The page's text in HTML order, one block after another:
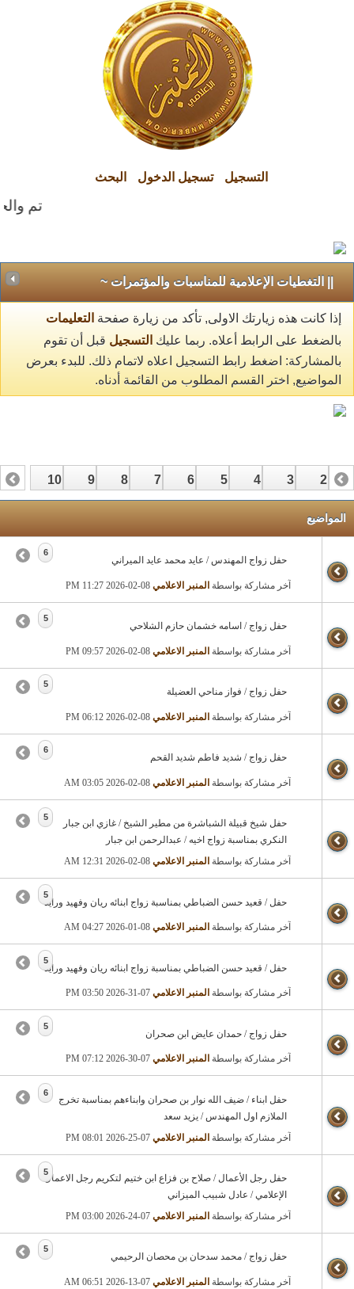
التسجيل تسجيل الدخول البحث
تم
|| التغطيات الإعلامية للمناسبات والمؤتمرات ~
إذا كانت هذه زيارتك الاولى, تأكد من زيارة صفحة التعليمات
بالضغط على الرابط أعلاه. ربما عليك التسجيل قبل أن تقوم
بالمشاركة: اضغط رابط التسجيل اعلاه لاتمام ذلك. للبدء بعرض
المواضيع, اختر القسم المطلوب من القائمة أدناه.
2
3
4
5
6
7
8
9
10
12
المواضيع
حفل زواج المهندس / عايد محمد عايد الميراني
آخر مشاركة بواسطة المنبر الاعلامي 11:27 PM
6
حفل زواج / اسامه خشمان حازم الشلاحي
آخر مشاركة بواسطة المنبر الاعلامي 09:57 PM
5
حفل زواج / فواز مناحي العضيلة
آخر مشاركة بواسطة المنبر الاعلامي 06:12 PM
5
حفل زواج / شديد فاطم شديد القحم
آخر مشاركة بواسطة المنبر الاعلامي 03:05 AM
6
حفل شيخ قبيلة الشباشرة من مطير الشيخ / غازي ابن جبار
النكري بمناسبة زواج اخيه / عبدالرحمن ابن جبار
آخر مشاركة بواسطة المنبر الاعلامي 12:31 AM
5
حفل / قعيد حسن الضباطي بمناسبة زواج ابنائه ريان وفهيد ورايد
آخر مشاركة بواسطة المنبر الاعلامي 04:27 AM
5
حفل / قعيد حسن الضباطي بمناسبة زواج ابنائه ريان وفهيد ورايد
آخر مشاركة بواسطة المنبر الاعلامي 03:50 PM
5
حفل زواج / حمدان عايض ابن صحران
آخر مشاركة بواسطة المنبر الاعلامي 07:12 PM
5
حفل ابناء / ضيف الله نوار بن صحران وابناءهم بمناسبة تخرج
الملازم اول المهندس / يزيد سعد
آخر مشاركة بواسطة المنبر الاعلامي 08:01 PM
6
حفل رجل الأعمال / صلاح بن فزاع ابن ختيم لتكريم رجل الاعمال
الإعلامي / عادل شبيب الميزاني
آخر مشاركة بواسطة المنبر الاعلامي 03:00 PM
5
حفل زواج / محمد سدحان بن محصان الرحيمي
آخر مشاركة بواسطة المنبر الاعلامي 06:51 AM
5